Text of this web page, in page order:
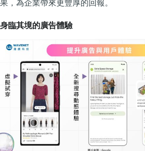
果，為企業帶來更豐厚的回報。
身臨其境的廣告體驗